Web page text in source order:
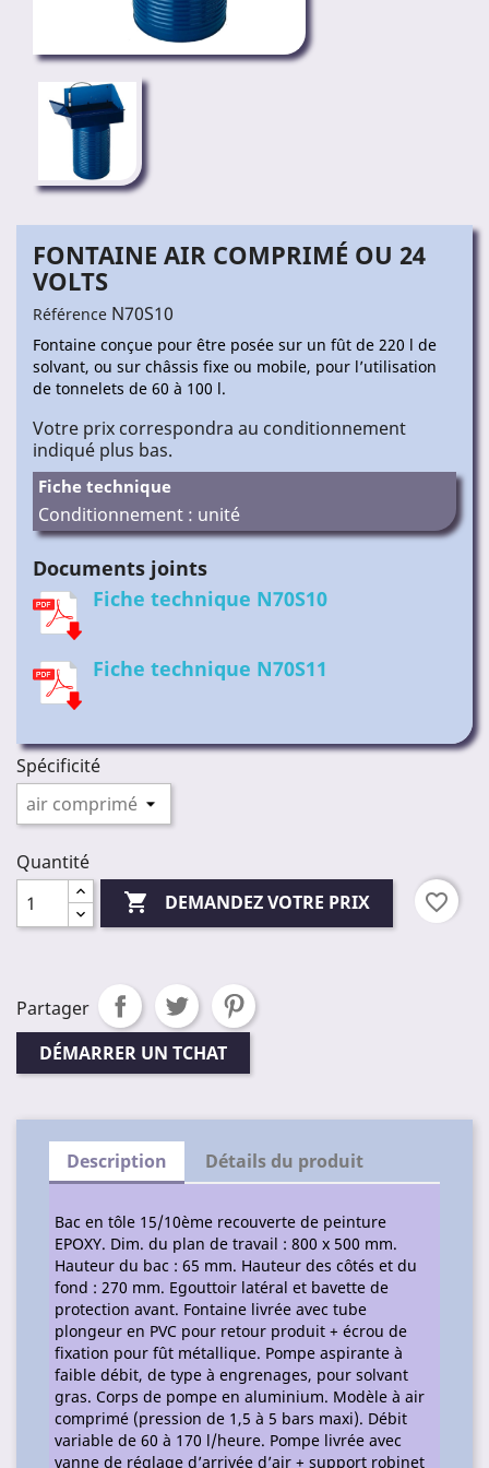
FONTAINE AIR COMPRIMÉ OU 24
VOLTS
Référence N70S10
Fontaine conçue pour être posée sur un fût de 220 l de
solvant, ou sur châssis fixe ou mobile, pour l’utilisation
de tonnelets de 60 à 100 l.
Votre prix correspondra au conditionnement
indiqué plus bas.
Fiche technique
Conditionnement : unité
Documents joints
Fiche technique N70S10
Fiche technique N70S11
Spécificité
Quantité
 DEMANDEZ VOTRE PRIX favorite_border
Partager
DÉMARRER UN TCHAT
Description Détails du produit
Bac en tôle 15/10ème recouverte de peinture
EPOXY. Dim. du plan de travail : 800 x 500 mm.
Hauteur du bac : 65 mm. Hauteur des côtés et du
fond : 270 mm. Egouttoir latéral et bavette de
protection avant. Fontaine livrée avec tube
plongeur en PVC pour retour produit + écrou de
fixation pour fût métallique. Pompe aspirante à
faible débit, de type à engrenages, pour solvant
gras. Corps de pompe en aluminium. Modèle à air
comprimé (pression de 1,5 à 5 bars maxi). Débit
variable de 60 à 170 l/heure. Pompe livrée avec
vanne de réglage d’arrivée d’air + support robinet